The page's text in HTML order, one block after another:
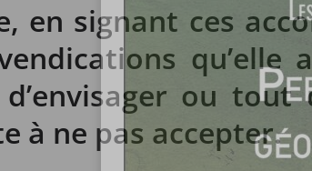
en signant ces
qu’elle
ou tout
à ne pas accepter.